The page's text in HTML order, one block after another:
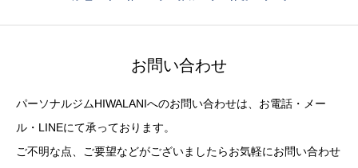
お問い合わせ
パーソナルジムHIWALANIへのお問い合わせは、お電話・メー
ル・LINEにて承っております。
ご不明な点、ご要望などがございましたらお気軽にお問い合わせ